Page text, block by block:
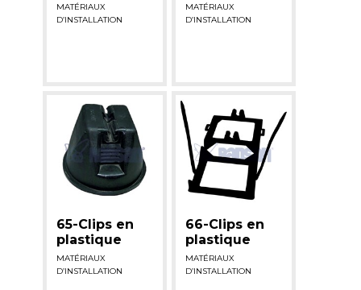
MATÉRIAUX
D’INSTALLATION
MATÉRIAUX
D’INSTALLATION
65-Clips en
plastique
MATÉRIAUX
D’INSTALLATION
66-Clips en
plastique
MATÉRIAUX
D’INSTALLATION